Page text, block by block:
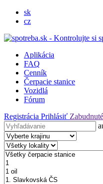
sk
cz
Aplikácia
FAQ
Cenník
Čerpacie stanice
Vozidlá
Fórum
Registrácia Prihlásiť